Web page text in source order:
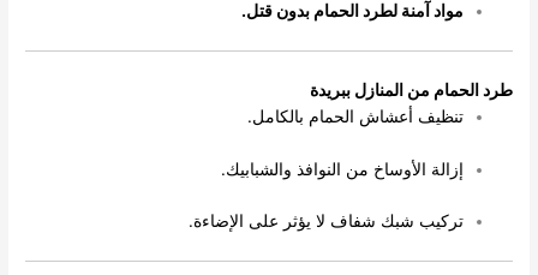
مواد آمنة لطرد الحمام بدون قتل.
طرد الحمام من المنازل ببريدة
تنظيف أعشاش الحمام بالكامل.
إزالة الأوساخ من النوافذ والشبابيك.
تركيب شبك شفاف لا يؤثر على الإضاءة.